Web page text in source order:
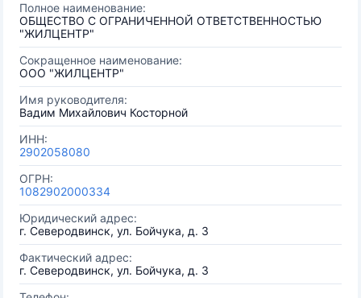
Полное наименование:
ОБЩЕСТВО С ОГРАНИЧЕННОЙ ОТВЕТСТВЕННОСТЬЮ
"ЖИЛЦЕНТР"
Сокращенное наименование:
ООО "ЖИЛЦЕНТР"
Имя руководителя:
Вадим Михайлович Косторной
ИНН:
2902058080
ОГРН:
1082902000334
Юридический адрес:
г. Северодвинск, ул. Бойчука, д. 3
Фактический адрес:
г. Северодвинск, ул. Бойчука, д. 3